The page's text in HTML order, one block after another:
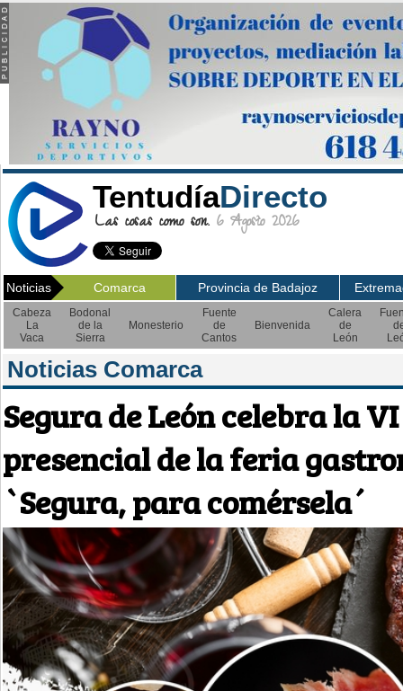
TentudíaDirecto
Las cosas como son. 6 Agosto 2026
Noticias Comarca Provincia de Badajoz
Cabeza
La
Vaca
Bodonal
de la
Sierra
Monesterio
Fuente
de
Cantos
Bienvenida
Calera
de
León
Noticias Comarca
Segura de León celebra la
presencial de la feria
`Segura, para comérsela´